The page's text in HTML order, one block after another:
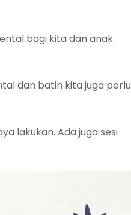
bagi kita dan anak
dan batin kita juga perlu
lakukan. Ada juga sesi